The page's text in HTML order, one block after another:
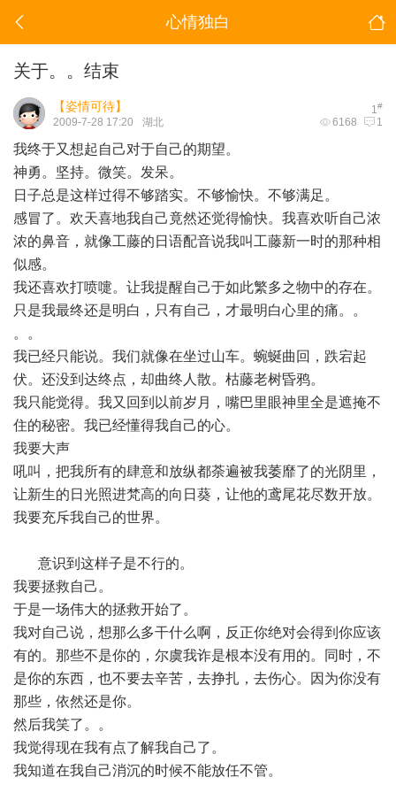
心情独白
关于。。结束
1#
【姿情可待】
6168 1
2009-7-28 17:20 湖北
我终于又想起自己对于自己的期望。
神勇。坚持。微笑。发呆。
日子总是这样过得不够踏实。不够愉快。不够满足。
感冒了。欢天喜地我自己竟然还觉得愉快。我喜欢听自己浓
浓的鼻音，就像工藤的日语配音说我叫工藤新一时的那种相
似感。
我还喜欢打喷嚏。让我提醒自己于如此繁多之物中的存在。
只是我最终还是明白，只有自己，才最明白心里的痛。。
。。
我已经只能说。我们就像在坐过山车。蜿蜒曲回，跌宕起
伏。还没到达终点，却曲终人散。枯藤老树昏鸦。
我只能觉得。我又回到以前岁月，嘴巴里眼神里全是遮掩不
住的秘密。我已经懂得我自己的心。
我要大声
吼叫，把我所有的肆意和放纵都荼遍被我萎靡了的光阴里，
让新生的日光照进梵高的向日葵，让他的鸢尾花尽数开放。
我要充斥我自己的世界。
意识到这样子是不行的。
我要拯救自己。
于是一场伟大的拯救开始了。
我对自己说，想那么多干什么啊，反正你绝对会得到你应该
有的。那些不是你的，尔虞我诈是根本没有用的。同时，不
是你的东西，也不要去辛苦，去挣扎，去伤心。因为你没有
那些，依然还是你。
然后我笑了。。
我觉得现在我有点了解我自己了。
我知道在我自己消沉的时候不能放任不管。